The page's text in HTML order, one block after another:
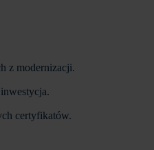
z modernizacji.
certyfikatów.